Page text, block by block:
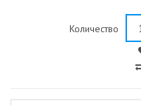
Количество